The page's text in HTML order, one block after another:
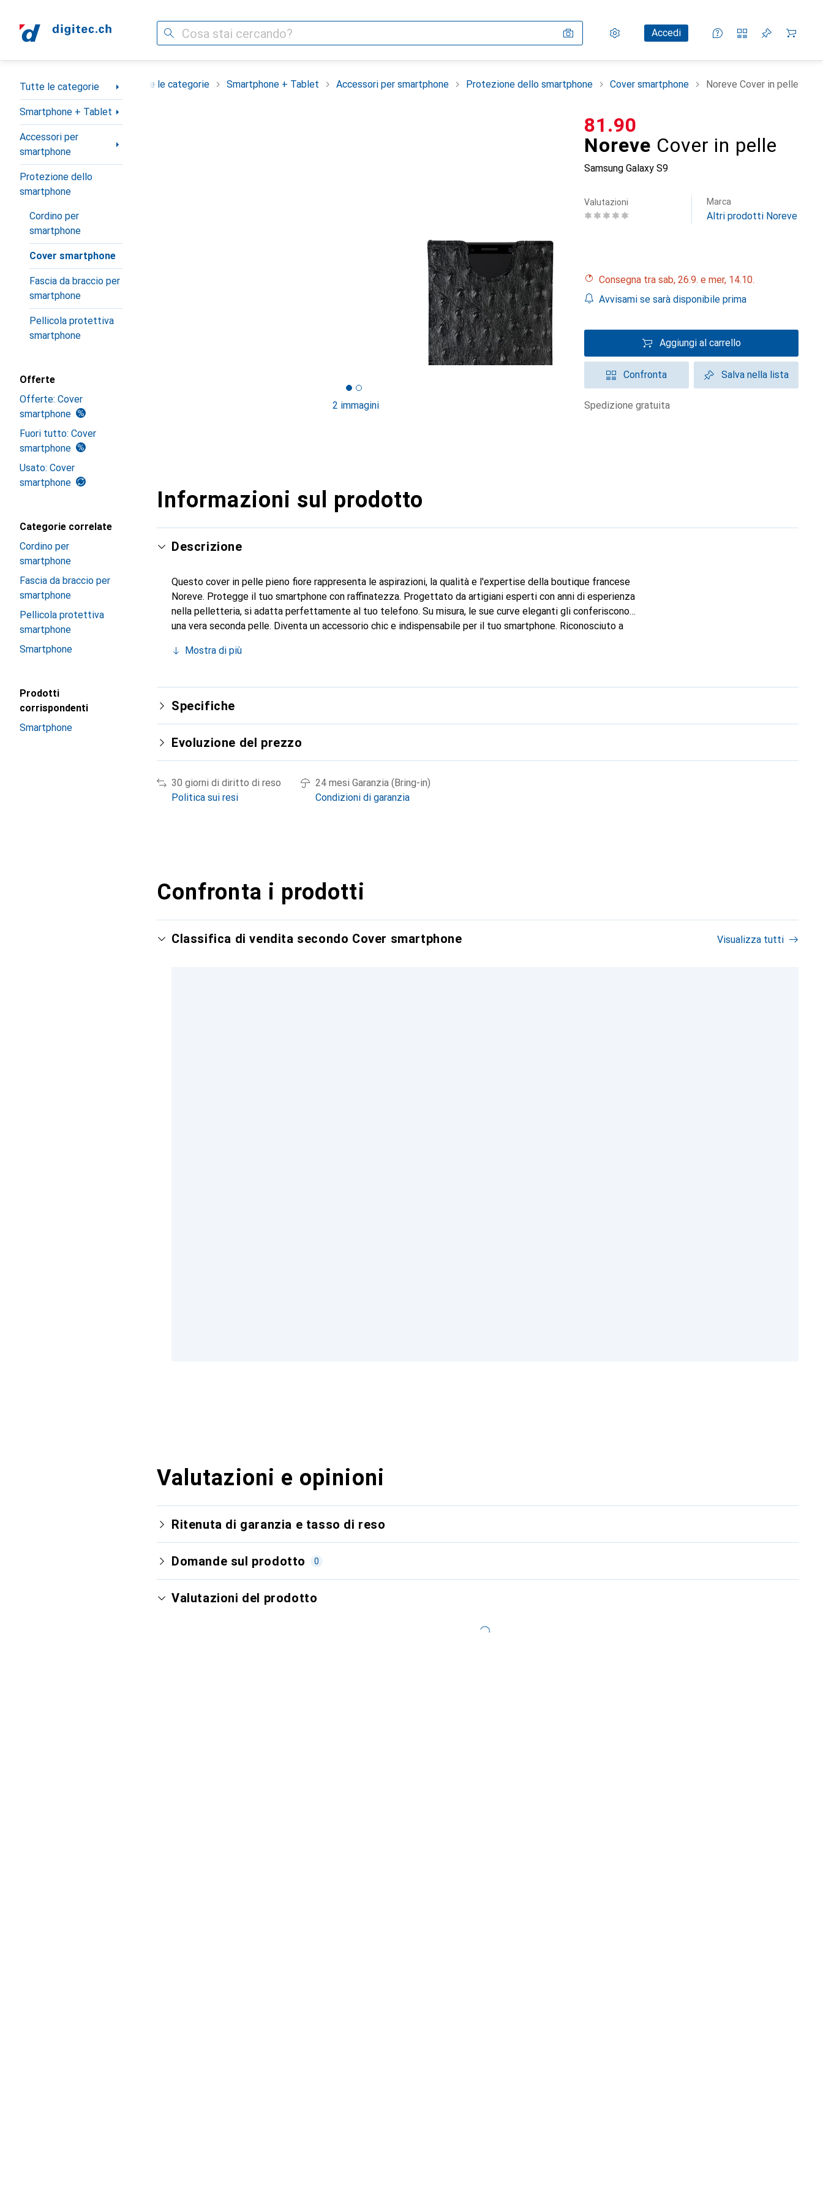
Cerca Impostazioni
Conto clienteAccedi
Liste di confronto
Liste dei desideri
Carrello
Categoria Navigazione
Tutte le categorie
Smartphone + Tablet
Accessori per
smartphone
Protezione dello
smartphone
Cordino per
smartphone
Cover smartphone
Fascia da braccio per
smartphone
Pellicola protettiva
smartphone
Offerte
Offerte: Cover
smartphone
Fuori tutto: Cover
smartphone
Usato: Cover
smartphone
Categorie correlate
Cordino per
smartphone
Fascia da braccio per
smartphone
Pellicola protettiva
smartphone
Smartphone
Prodotti
corrispondenti
Smartphone
Tutte le categorie Smartphone + Tablet Accessori per smartphone Protezione dello smartphone Cover smartphone Noreve Cover in pelle
2 immagini
Noreve Cover in pelle
Samsung Galaxy S9
CHF
81.90
Valutazioni Marca
Altri prodotti Noreve
Consegna tra sab, 26.9. e mer, 14.10.
Avvisami se sarà disponibile prima
Aggiungi al carrello
Confronta Salva nella lista
spedizione gratuita
Informazioni sul prodotto
Descrizione
Questo cover in pelle pieno fiore rappresenta le aspirazioni, la qualità e l'expertise della boutique francese
Noreve. Protegge il tuo smartphone con raffinatezza. Progettato da artigiani esperti con anni di esperienza
nella pelletteria, si adatta perfettamente al tuo telefono. Su misura, le sue curve eleganti gli conferiscono
una vera seconda pelle. Diventa un accessorio chic e indispensabile per il tuo smartphone. Riconosciuto a
clientela esigente.
Mostra di più
Specifiche
Evoluzione del prezzo
30 giorni di diritto di reso
Politica sui resi
24 mesi Garanzia (Bring-in)
Condizioni di garanzia
Confronta i prodotti
Classifica di vendita secondo Cover smartphone Visualizza tutti
Valutazioni e opinioni
Ritenuta di garanzia e tasso di reso
Domande sul prodotto 0
Valutazioni del prodotto